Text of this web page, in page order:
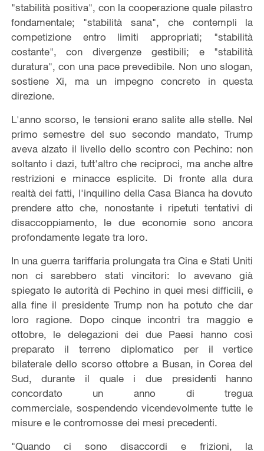
"stabilità positiva", con la cooperazione quale pilastro
fondamentale; "stabilità sana", che contempli la
competizione entro limiti appropriati; "stabilità
costante", con divergenze gestibili; e "stabilità
duratura", con una pace prevedibile. Non uno slogan,
sostiene Xi, ma un impegno concreto in questa
direzione.
L'anno scorso, le tensioni erano salite alle stelle. Nel
primo semestre del suo secondo mandato, Trump
aveva alzato il livello dello scontro con Pechino: non
soltanto i dazi, tutt'altro che reciproci, ma anche altre
restrizioni e minacce esplicite. Di fronte alla dura
realtà dei fatti, l'inquilino della Casa Bianca ha dovuto
prendere atto che, nonostante i ripetuti tentativi di
disaccoppiamento, le due economie sono ancora
profondamente legate tra loro.
In una guerra tariffaria prolungata tra Cina e Stati Uniti
non ci sarebbero stati vincitori: lo avevano già
spiegato le autorità di Pechino in quei mesi difficili, e
alla fine il presidente Trump non ha potuto che dar
loro ragione. Dopo cinque incontri tra maggio e
ottobre, le delegazioni dei due Paesi hanno così
preparato il terreno diplomatico per il vertice
bilaterale dello scorso ottobre a Busan, in Corea del
Sud, durante il quale i due presidenti hanno
concordato un anno di tregua
commerciale, sospendendo vicendevolmente tutte le
misure e le contromosse dei mesi precedenti.
"Quando ci sono disaccordi e frizioni, la